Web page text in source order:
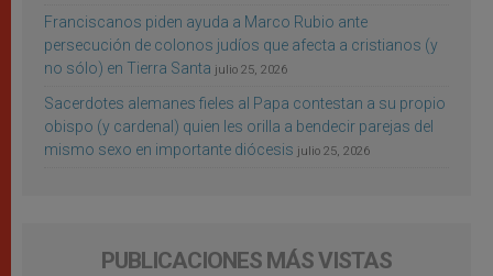
Franciscanos piden ayuda a Marco Rubio ante
persecución de colonos judíos que afecta a cristianos (y
no sólo) en Tierra Santa julio 25, 2026
Sacerdotes alemanes fieles al Papa contestan a su propio
obispo (y cardenal) quien les orilla a bendecir parejas del
mismo sexo en importante diócesis julio 25, 2026
PUBLICACIONES MÁS VISTAS